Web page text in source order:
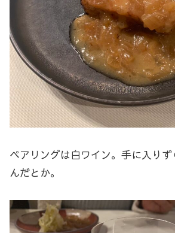
ペアリングは白ワイン。手に入り
んだとか。